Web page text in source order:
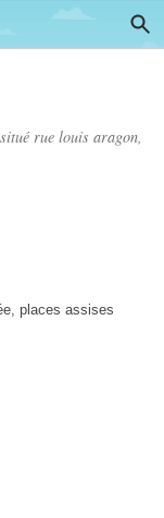
rue louis aragon,
places assises